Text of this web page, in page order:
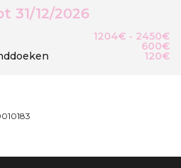
31/12/2026
1204€ - 2450€
600€
120€